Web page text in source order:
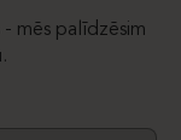
- mēs palīdzēsim